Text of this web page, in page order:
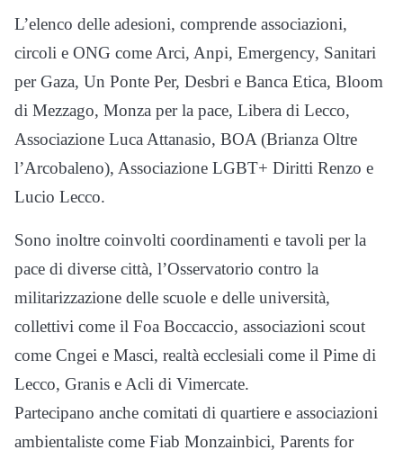
L’elenco delle adesioni, comprende associazioni,
circoli e ONG come Arci, Anpi, Emergency, Sanitari
per Gaza, Un Ponte Per, Desbri e Banca Etica, Bloom
di Mezzago, Monza per la pace, Libera di Lecco,
Associazione Luca Attanasio, BOA (Brianza Oltre
l’Arcobaleno), Associazione LGBT+ Diritti Renzo e
Lucio Lecco.
Sono inoltre coinvolti coordinamenti e tavoli per la
pace di diverse città, l’Osservatorio contro la
militarizzazione delle scuole e delle università,
collettivi come il Foa Boccaccio, associazioni scout
come Cngei e Masci, realtà ecclesiali come il Pime di
Lecco, Granis e Acli di Vimercate.
Partecipano anche comitati di quartiere e associazioni
ambientaliste come Fiab Monzainbici, Parents for